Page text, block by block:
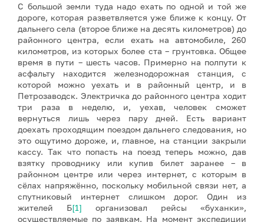
С большой земли туда надо ехать по одной и той же
дороге, которая разветвляется уже ближе к концу. От
дальнего села (второе ближе на десять километров) до
районного центра, если ехать на автомобиле, 260
километров, из которых более ста – грунтовка. Общее
время в пути – шесть часов. Примерно на полпути к
асфальту находится железнодорожная станция, с
которой можно уехать и в районный центр, и в
Петрозаводск. Электричка до районного центра ходит
три раза в неделю, и, уехав, человек сможет
вернуться лишь через пару дней. Есть вариант
доехать проходящим поездом дальнего следования, но
это ощутимо дороже, и, главное, на станции закрыли
кассу. Так что попасть на поезд теперь можно, дав
взятку проводнику или купив билет заранее – в
районном центре или через интернет, с которым в
сёлах напряжённо, поскольку мобильной связи нет, а
спутниковый интернет слишком дорог. Один из
жителей Б[1] организовал рейсы «буханки»,
осуществляемые по заявкам. На момент экспедиции